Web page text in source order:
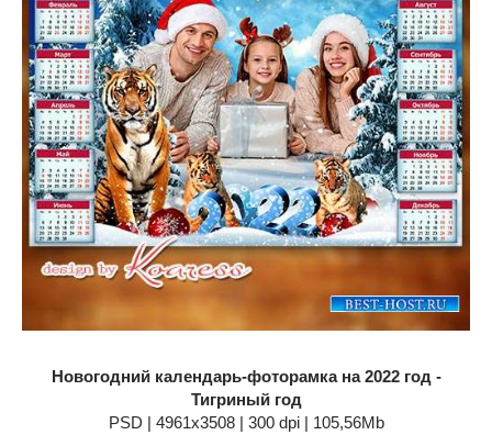
Новогодний календарь-фоторамка на 2022 год -
Тигриный год
PSD | 4961x3508 | 300 dpi | 105,56Mb